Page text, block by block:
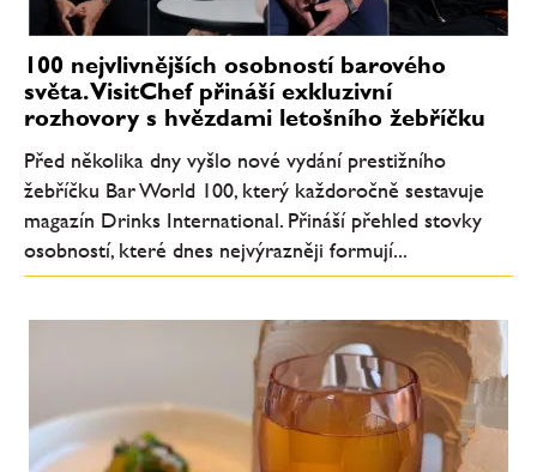
100 nejvlivnějších osobností barového
světa. VisitChef přináší exkluzivní
rozhovory s hvězdami letošního žebříčku
Před několika dny vyšlo nové vydání prestižního
žebříčku Bar World 100, který každoročně sestavuje
magazín Drinks International. Přináší přehled stovky
osobností, které dnes nejvýrazněji formují...